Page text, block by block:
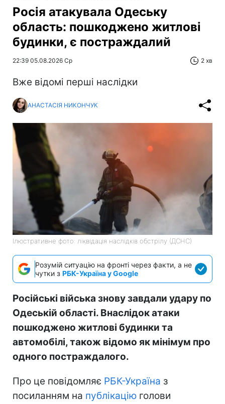
Росія атакувала Одеську
область: пошкоджено житлові
будинки, є постраждалий
22:39 05.08.2026 Ср 2 хв
Вже відомі перші наслідки
АНАСТАСІЯ НИКОНЧУК
Ілюстративне фото: ліквідація наслідків обстрілу (ДСНС)
Розумій ситуацію на фронті через факти, а не
чутки з РБК-Україна у Google
Російські війська знову завдали удару по
Одеській області. Внаслідок атаки
пошкоджено житлові будинки та
автомобілі, також відомо як мінімум про
одного постраждалого.
Про це повідомляє РБК-Україна з
посиланням на публікацію голови